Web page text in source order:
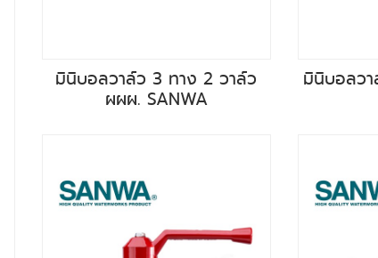
มินิบอลวาล์ว 3 ทาง 2 วาล์ว
ผผผ. SANWA
มินิบอลว